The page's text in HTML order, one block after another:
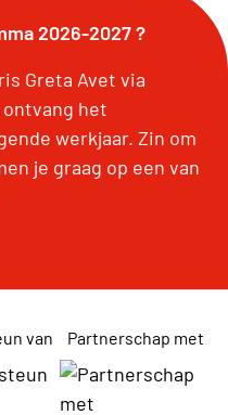
2026-2027 ?
Greta Avet via
het
werkjaar. Zin om
je graag op een van
van Partnerschap met